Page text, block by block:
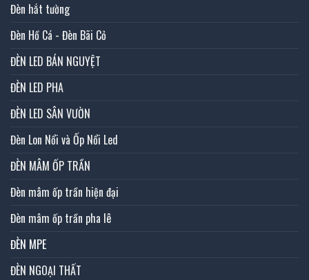
Đèn hắt tường
Đèn Hồ Cá - Đèn Bãi Cỏ
ĐÈN LED BÁN NGUYỆT
ĐÈN LED PHA
ĐÈN LED SÂN VƯỜN
Đèn Lon Nổi và Ốp Nổi Led
ĐÈN MÂM ỐP TRẦN
Đèn mâm ốp trần hiện đại
Đèn mâm ốp trần pha lê
ĐÈN MPE
ĐÈN NGOẠI THẤT